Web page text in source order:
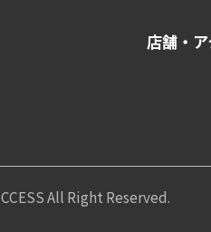
店舗・
All Right Reserved.